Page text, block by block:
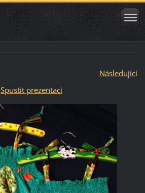
Následující
Spustit prezentaci